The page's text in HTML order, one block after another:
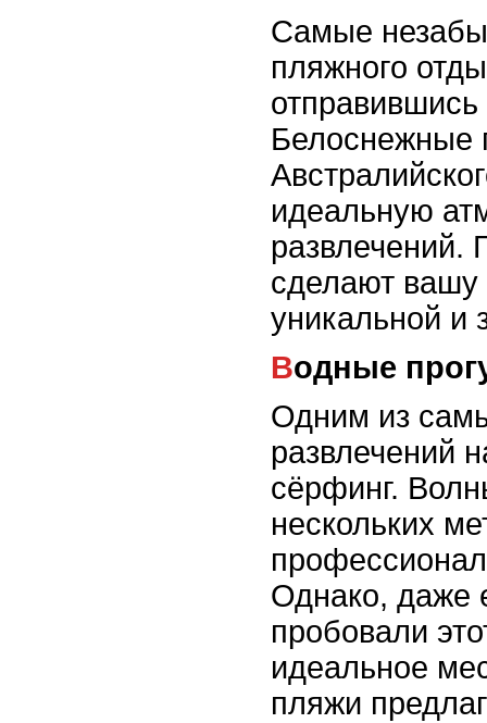
Самые
пляжного
Белоснежные
идеальную
развлечений.
сделают вашу
уникальной и
Водные
Одним из
развлечений
сёрфинг.
нескольких
Однако, даже
пробовали
идеальное
пляжи